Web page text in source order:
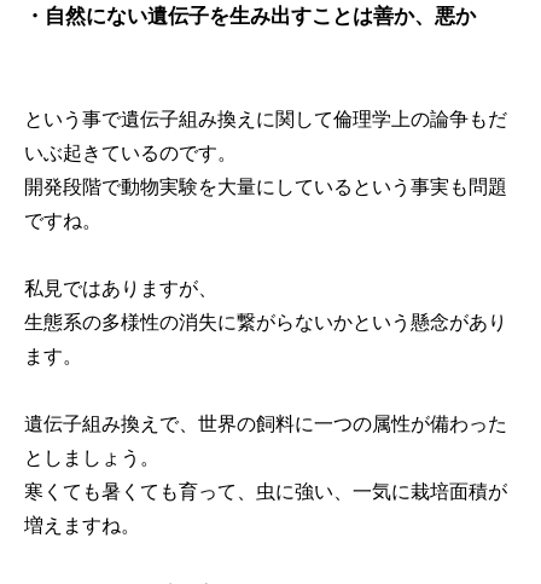
・自然にない遺伝子を生み出すことは善か、悪か
という事で遺伝子組み換えに関して倫理学上の論争もだ
いぶ起きているのです。
開発段階で動物実験を大量にしているという事実も問題
ですね。
私見ではありますが、
生態系の多様性の消失に繋がらないかという懸念があり
ます。
遺伝子組み換えで、世界の飼料に一つの属性が備わった
としましょう。
寒くても暑くても育って、虫に強い、一気に栽培面積が
増えますね。